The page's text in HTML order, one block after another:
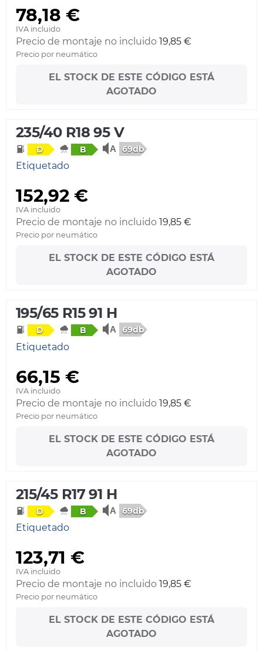
78,18 €
IVA incluido
Precio de montaje no incluido 19,85 €
Precio por neumático
EL STOCK DE ESTE CÓDIGO ESTÁ
AGOTADO
235/40 R18 95 V
D B 69db
Etiquetado
152,92 €
IVA incluido
Precio de montaje no incluido 19,85 €
Precio por neumático
EL STOCK DE ESTE CÓDIGO ESTÁ
AGOTADO
195/65 R15 91 H
D B 69db
Etiquetado
66,15 €
IVA incluido
Precio de montaje no incluido 19,85 €
Precio por neumático
EL STOCK DE ESTE CÓDIGO ESTÁ
AGOTADO
215/45 R17 91 H
D B 69db
Etiquetado
123,71 €
IVA incluido
Precio de montaje no incluido 19,85 €
Precio por neumático
EL STOCK DE ESTE CÓDIGO ESTÁ
AGOTADO